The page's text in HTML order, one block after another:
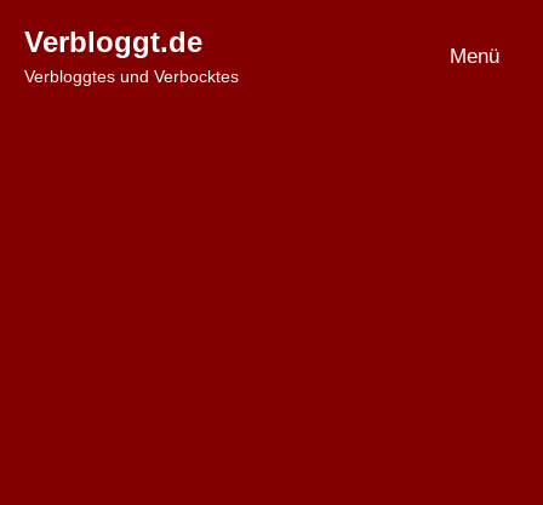
Inhalt
springen
Verbloggt.de
Verbloggtes und Verbocktes
Menü